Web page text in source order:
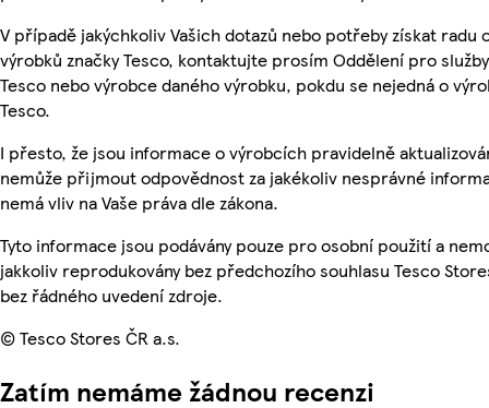
V případě jakýchkoliv Vašich dotazů nebo potřeby získat radu
výrobků značky Tesco, kontaktujte prosím Oddělení pro
Tesco nebo výrobce daného výrobku, pokdu se nejedná o
Tesco.
I přesto, že jsou informace o výrobcích pravidelně
nemůže přijmout odpovědnost za jakékoliv nesprávné
nemá vliv na Vaše práva dle zákona.
Tyto informace jsou podávány pouze pro osobní použití a
jakkoliv reprodukovány bez předchozího souhlasu Tesco
bez řádného uvedení zdroje.
© Tesco Stores ČR a.s.
Zatím nemáme žádnou recenzi